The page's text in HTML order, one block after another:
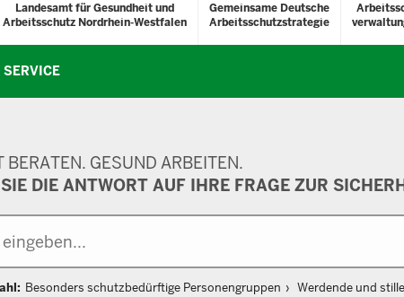
Landesamt für Gesundheit und
Arbeitsschutz Nordrhein-Westfalen
Gemeinsame Deutsche
Arbeitsschutzstrategie
SERVICE
BERATEN. GESUND ARBEITEN.
DIE ANTWORT AUF IHRE FRAGE ZUR
Besonders schutzbedürftige Personengruppen Werdende und